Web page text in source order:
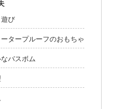
び
タープルーフのおもちゃ
バスボム